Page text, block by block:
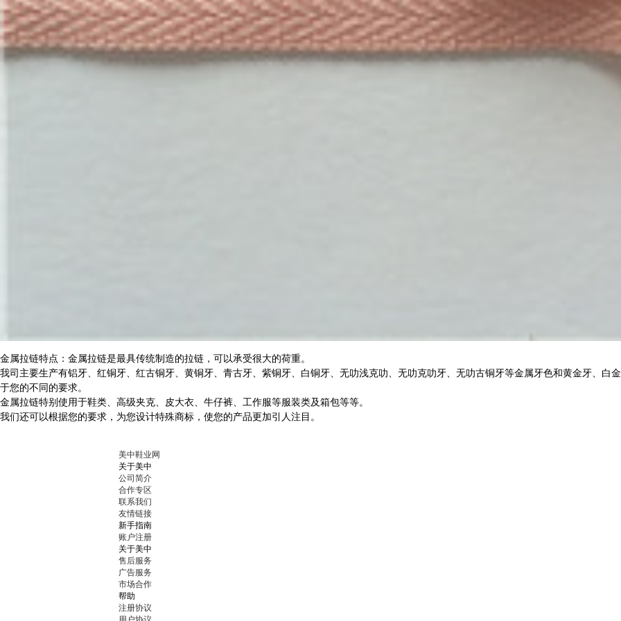
金属拉链特点：金属拉链是最具传统制造的拉链，可以承受很大的荷重。
我司主要生产有铝牙、红铜牙、红古铜牙、黄铜牙、青古牙、紫铜牙、白铜牙、无叻浅克叻、无叻克叻牙、无叻古铜牙等金属牙色和黄金牙、白
于您的不同的要求。
金属拉链特别使用于鞋类、高级夹克、皮大衣、牛仔裤、工作服等服装类及箱包等等。
我们还可以根据您的要求，为您设计特殊商标，使您的产品更加引人注目。
美中鞋业网
关于美中
公司简介
合作专区
联系我们
友情链接
新手指南
账户注册
关于美中
售后服务
广告服务
市场合作
帮助
注册协议